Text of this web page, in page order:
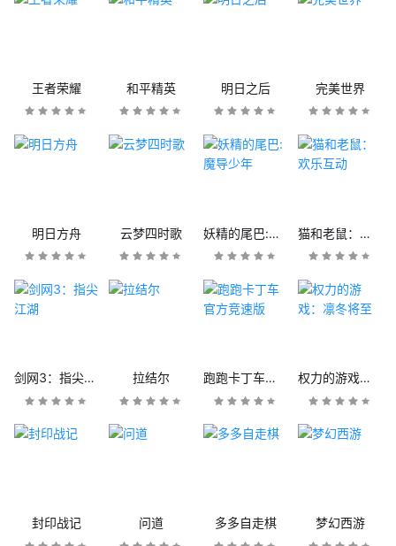
王者荣耀 和平精英 明日之后 完美世界
明日方舟 云梦四时歌 妖精的尾巴:魔导少年 猫和老鼠：欢乐互动
剑网3：指尖江湖 拉结尔 跑跑卡丁车官方竞速版 权力的游戏：凛冬将至
封印战记 问道 多多自走棋 梦幻西游